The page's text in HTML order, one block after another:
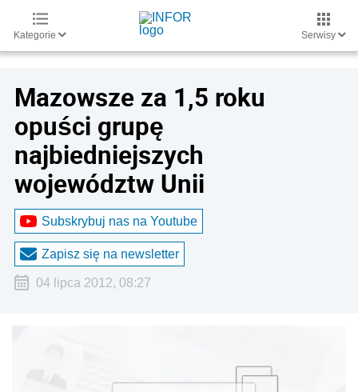
Kategorie Serwisy
Mazowsze za 1,5 roku
opuści grupę
najbiedniejszych
województw Unii
Subskrybuj nas na Youtube
Zapisz się na newsletter
04 lipca 2012, 08:27